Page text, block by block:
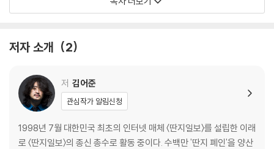
결국 문재인, 심상정, 이정희, 노회찬, 유시민 등과 같은 인물들이 다 함께
|추정 또는 소설 | 법무적 경호실장 | 미국 판사와 140억 | 청계재단의 정
|신정아와 문재인 | 검찰, 고3 선도부
3장 _ 재벌, 자본주의 아니다
재벌, 삼성 | 에버랜드, 종업원의 짝사랑 | 금산분리 | 비즈니스프렌들리,
하시다 | 비자금, 도둑질
저자 소개 2
저 김어준
관심작가 알림신청
1998년 7월 대한민국 최초의 인터넷 매체 〈딴지일보〉를 설립한 이래
로 〈딴지일보〉의 종신 총수로 활동 중이다. 수백만 '딴지 폐인'을 양산